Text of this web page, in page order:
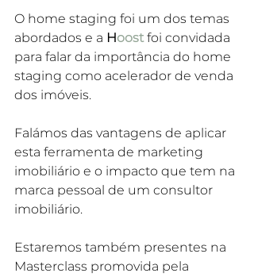
O home staging foi um dos temas
abordados e a Hoost foi convidada
para falar da importância do home
staging como acelerador de venda
dos imóveis.
Falámos das vantagens de aplicar
esta ferramenta de marketing
imobiliário e o impacto que tem na
marca pessoal de um consultor
imobiliário.
Estaremos também presentes na
Masterclass promovida pela